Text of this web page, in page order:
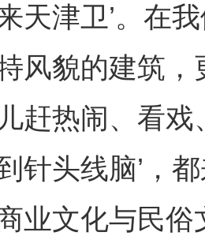
天津卫’。在
风貌的建筑
赶热闹、看戏
针头线脑’，
业文化与民俗